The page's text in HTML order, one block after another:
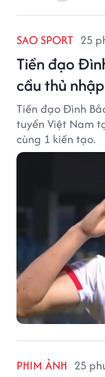
SAO SPORT 25
Tiền đạo
cầu thủ
Tiền đạo Đình
tuyển Việt Nam
cùng 1 kiến tạo.
PHIM ẢNH 25